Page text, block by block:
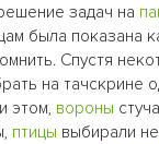
задач на
была показана
Спустя
на тачскрине
этом, вороны
птицы выбирали